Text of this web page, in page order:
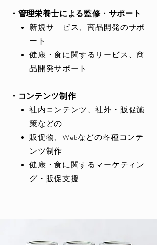
・管理栄養士による監修・サポート
新規サービス、商品開発のサポ
ート
健康・食に関するサービス、商
品開発サポート
・コンテンツ制作
社内コンテンツ、社外・販促施
策などの
販促物、Webなどの各種コンテ
ンツ制作
健康・食に関するマーケティン
グ・販促支援